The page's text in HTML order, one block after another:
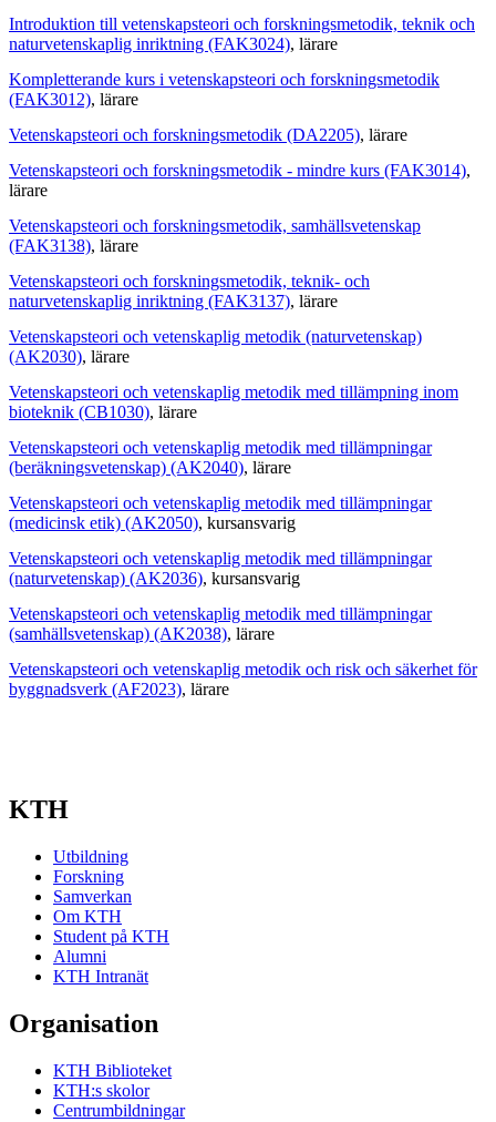
Introduktion till vetenskapsteori och forskningsmetodik, teknik och
naturvetenskaplig inriktning (FAK3024), lärare
Kompletterande kurs i vetenskapsteori och forskningsmetodik
(FAK3012), lärare
Vetenskapsteori och forskningsmetodik (DA2205), lärare
Vetenskapsteori och forskningsmetodik - mindre kurs (FAK3014),
lärare
Vetenskapsteori och forskningsmetodik, samhällsvetenskap
(FAK3138), lärare
Vetenskapsteori och forskningsmetodik, teknik- och
naturvetenskaplig inriktning (FAK3137), lärare
Vetenskapsteori och vetenskaplig metodik (naturvetenskap)
(AK2030), lärare
Vetenskapsteori och vetenskaplig metodik med tillämpning inom
bioteknik (CB1030), lärare
Vetenskapsteori och vetenskaplig metodik med tillämpningar
(beräkningsvetenskap) (AK2040), lärare
Vetenskapsteori och vetenskaplig metodik med tillämpningar
(medicinsk etik) (AK2050), kursansvarig
Vetenskapsteori och vetenskaplig metodik med tillämpningar
(naturvetenskap) (AK2036), kursansvarig
Vetenskapsteori och vetenskaplig metodik med tillämpningar
(samhällsvetenskap) (AK2038), lärare
Vetenskapsteori och vetenskaplig metodik och risk och säkerhet för
byggnadsverk (AF2023), lärare
KTH
Utbildning
Forskning
Samverkan
Om KTH
Student på KTH
Alumni
KTH Intranät
Organisation
KTH Biblioteket
KTH:s skolor
Centrumbildningar